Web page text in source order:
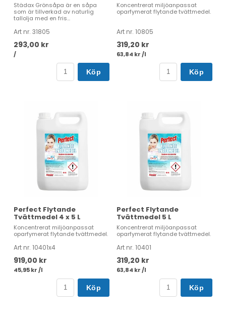
Städax Grönsåpa är en såpa
som är tillverkad av naturlig
tallolja med en fris...
Art nr. 31805
293,00 kr
/
Köp
Koncentrerat miljöanpassat
oparfymerat flytande tvättmedel.
Art nr. 10805
319,20 kr
63,84 kr /l
Köp
Perfect Flytande
Tvättmedel 4 x 5 L
Koncentrerat miljöanpassat
oparfymerat flytande tvättmedel.
Art nr. 10401x4
919,00 kr
45,95 kr /l
Köp
Perfect Flytande
Tvättmedel 5 L
Koncentrerat miljöanpassat
oparfymerat flytande tvättmedel.
Art nr. 10401
319,20 kr
63,84 kr /l
Köp